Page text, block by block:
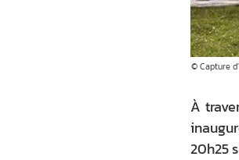
© Capture
À
20h25